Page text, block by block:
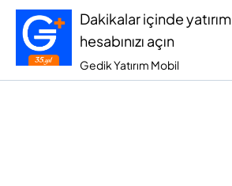
Dakikalar içinde yatırım
hesabınızı açın
Gedik Yatırım Mobil